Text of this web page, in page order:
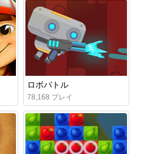
ロボバトル
78,168 プレイ